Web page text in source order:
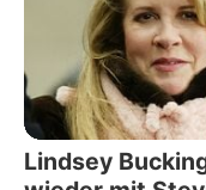
Lindsey